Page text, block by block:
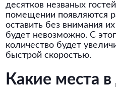
десятков незваных
помещении появляются
оставить без внимания
будет невозможно. С
количество будет
быстрой скоростью.
Какие места